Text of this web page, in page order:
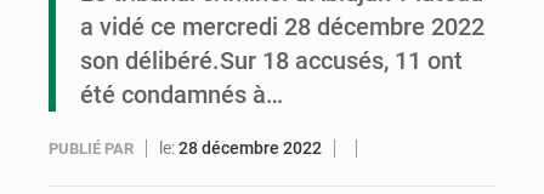
a vidé ce mercredi 28 décembre 2022
son délibéré.Sur 18 accusés, 11 ont
été condamnés à…
PUBLIÉ PAR le:28 décembre 2022